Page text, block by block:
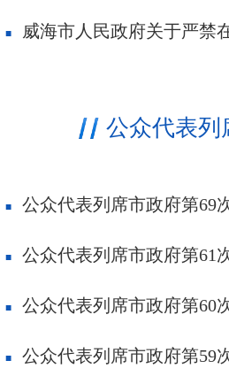
威海市人民政府关于严禁在林区野外
公众代表列
公众代表列席市政府第69次常务会议意见发
公众代表列席市政府第61次常务会议意见发
公众代表列席市政府第60次常务会议意见发
公众代表列席市政府第59次常务会议（食品药品安全议题）